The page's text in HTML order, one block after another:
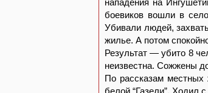
нападения на
боевиков вошли в
Убивали людей,
жилье. А потом
Результат — убито 8
неизвестна. Сожжены
По рассказам местных
белой “Газели”. Ходил